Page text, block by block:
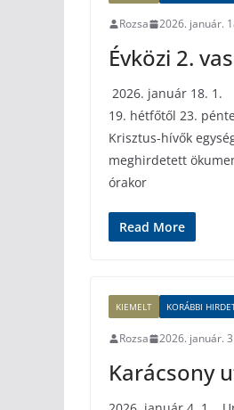
Rozsa 2026. január.
Évközi 2.
2026. január 18.
19. hétfőtől 23.
Krisztus-hívők
meghirdetett
órakor
Read More
KIEMELT KORÁBBI
Rozsa 2026. január. 3.
Karácsony